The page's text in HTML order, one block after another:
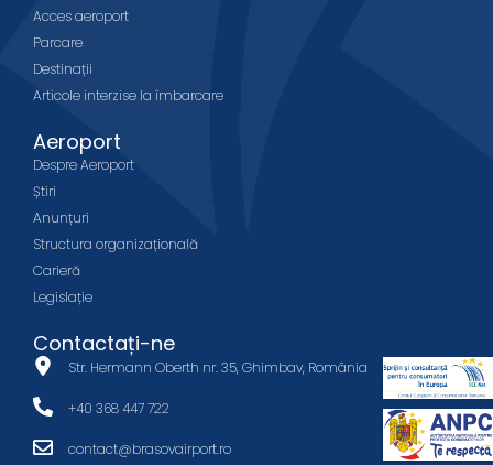
Acces aeroport
Parcare
Destinații
Articole interzise la îmbarcare
Aeroport
Despre Aeroport
Știri
Anunțuri
Structura organizațională
Carieră
Legislație
Contactați-ne
Str. Hermann Oberth nr. 35, Ghimbav, România
+40 368 447 722
contact@brasovairport.ro